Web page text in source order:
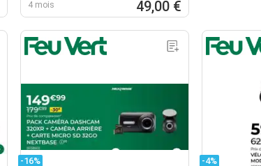
4 mois 49,00 €
-16% -4%